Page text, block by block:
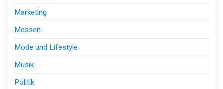
Marketing
Messen
Mode und Lifestyle
Musik
Politik